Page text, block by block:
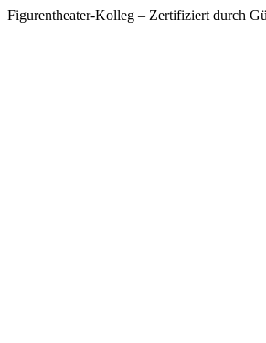
Figurentheater-Kolleg – Zertifiziert durch